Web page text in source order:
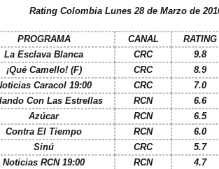
Rating Colombia Lunes 28 de Marzo de
PROGRAMA CANAL
RATING
La Esclava Blanca CRC
9.8
¡Qué Camello! (F) CRC
8.9
Caracol 19:00 CRC
7.0
Con Las Estrellas RCN
6.6
Azúcar RCN
6.5
Contra El Tiempo RCN
6.0
Sinú CRC
5.7
Noticias RCN 19:00 RCN 4.7